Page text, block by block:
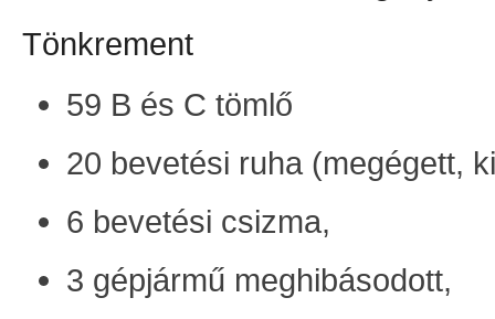
Tönkrement
59 B és C tömlő
20 bevetési ruha (megégett,
6 bevetési csizma,
3 gépjármű meghibásodott,